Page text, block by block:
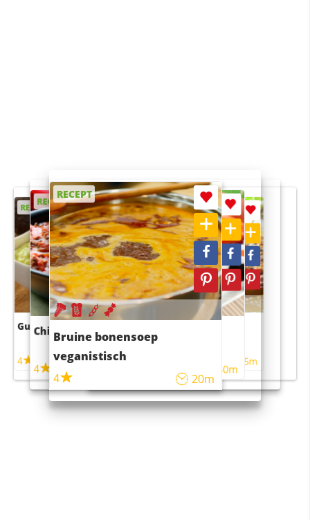
RECEPT
Guacamole
4
RECEPT
Chili con carne
4 45m
RECEPT
Bruine bonensoep
veganistisch
4
20m
RECEPT
Sushi rijstsalade
maaltijdsalade
40m
RECEPT
4 55m